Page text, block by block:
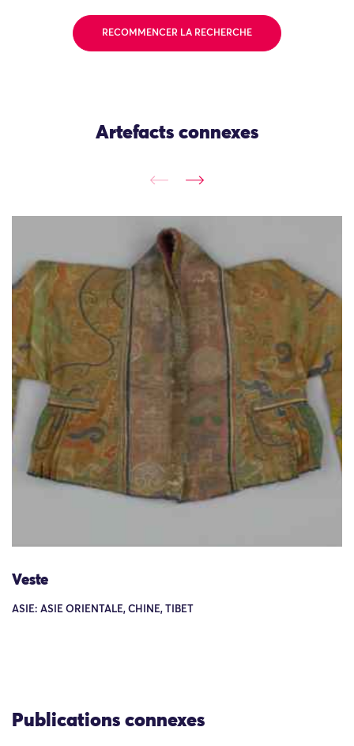
RECOMMENCER LA RECHERCHE
Artefacts connexes
Veste
ASIE: ASIE ORIENTALE, CHINE, TIBET
Publications connexes